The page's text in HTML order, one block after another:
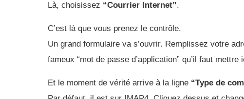
Là, choisissez “Courrier Internet”.
C’est là que vous prenez le contrôle.
Un grand formulaire va s’ouvrir. Remplissez votre
fameux “mot de passe d’application” qu’il faut mettre
Et le moment de vérité arrive à la ligne “Type de